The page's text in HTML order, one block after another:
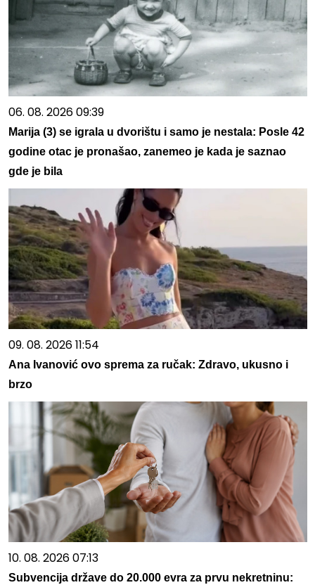
06. 08. 2026 09:39
Marija (3) se igrala u dvorištu i samo je nestala: Posle 42
godine otac je pronašao, zanemeo je kada je saznao
gde je bila
09. 08. 2026 11:54
Ana Ivanović ovo sprema za ručak: Zdravo, ukusno i
brzo
10. 08. 2026 07:13
Subvencija države do 20.000 evra za prvu nekretninu: